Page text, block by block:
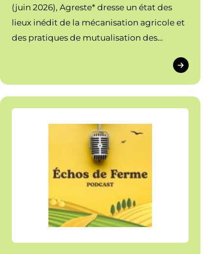
(juin 2026), Agreste* dresse un état des
lieux inédit de la mécanisation agricole et
des pratiques de mutualisation des